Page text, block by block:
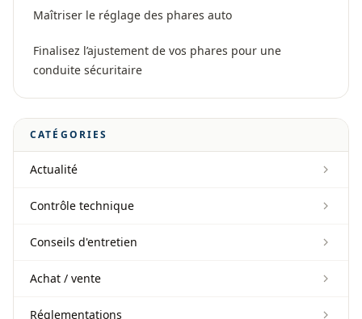
Maîtriser le réglage des phares auto
Finalisez l’ajustement de vos phares pour une
conduite sécuritaire
CATÉGORIES
Actualité
Contrôle technique
Conseils d'entretien
Achat / vente
Réglementations